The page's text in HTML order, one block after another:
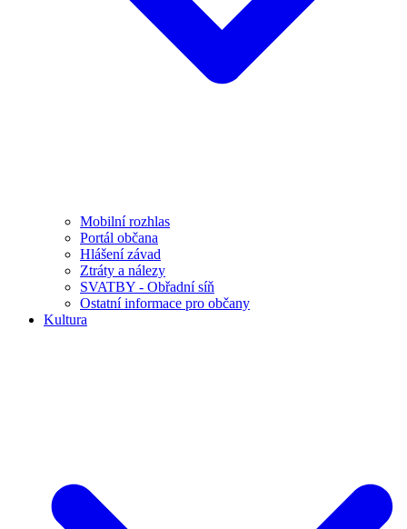
Mobilní rozhlas
Portál občana
Hlášení závad
Ztráty a nálezy
SVATBY - Obřadní síň
Ostatní informace pro občany
Kultura